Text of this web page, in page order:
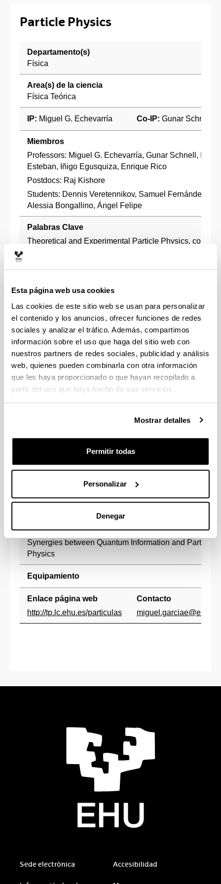
Esta página web usa cookies
Las cookies de este sitio web se usan para personalizar
el contenido y los anuncios, ofrecer funciones de redes
sociales y analizar el tráfico. Además, compartimos
información sobre el uso que haga del sitio web con
nuestros partners de redes sociales, publicidad y análisis
web, quienes pueden combinarla con otra información
que les haya proporcionado o que hayan recopilado a
partir del uso que haya hecho de sus servicios.
Mostrar detalles
Permitir todas
Personalizar
Denegar
Particle Physics
Departamento(s)
Física
Area(s) de la ciencia
Física Teórica
IP: Miguel G. Echevarría Co-IP: Gunar Schnell
Miembros
Professors: Miguel G. Echevarría, Gunar Schnell, Iván
Esteban, Iñigo Egusquiza, Enrique Rico
Postdocs: Raj Kishore
Students: Dennis Veretennikov, Samuel Fernández,
Alessia Bongallino, Ángel Felipe
Palabras Clave
Theoretical and Experimental Particle Physics, collider
Descripción
elementary particles interact? How does this shape the
evolution of the Universe? Many questions in
fundamental physics remain unanswered.
In our group, we combine theoretical calculations with
experimental data to improve our understanding of the
strong interaction and the properties of neutrinos and
dark matter.
We collaborate with many different theoretical and
Our research is funded by regional, national and
Quantum Chromodynamics (QCD) – hadron structure
and formation
Neutrino and Dark Matter Physics
Synergies between Quantum Information and Particle
Physics
Equipamiento
Enlace página web
http://tp.lc.ehu.es/particulas
Contacto
Sede electrónica Accesibilidad